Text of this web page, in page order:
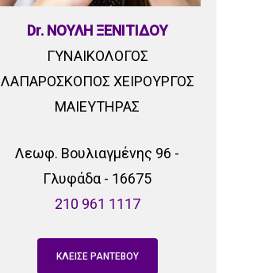
Dr. ΝΟΥΛΗ ΞΕΝΙΤΙΔΟΥ
ΓΥΝΑΙΚΟΛΟΓΟΣ
ΛΑΠΑΡΟΣΚΟΠΟΣ ΧΕΙΡΟΥΡΓΟΣ
ΜΑΙΕΥΤΗΡΑΣ
Λεωφ. Βουλιαγμένης 96 -
Γλυφάδα - 16675
210 961 1117
ΚΛΕΙΣΕ ΡΑΝΤΕΒΟΥ